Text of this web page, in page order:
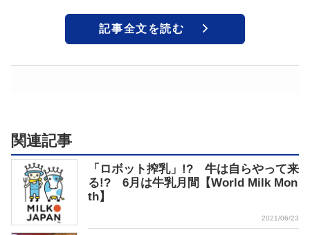
記事全文を読む
関連記事
「ロボット搾乳」!? 牛は自らやって来
る!? 6月は牛乳月間【World Milk Mon
th】
2021/06/23